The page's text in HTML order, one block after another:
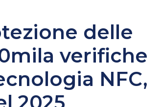
delle
verifiche
NFC,